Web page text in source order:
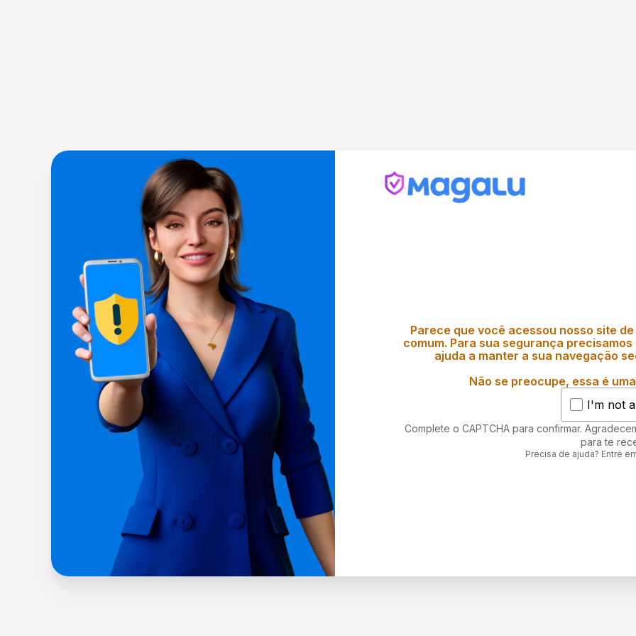
Parece que você acessou nosso site
comum. Para sua segurança
ajuda a manter a sua navegação
Não se preocupe, essa é
I'm not
Complete o CAPTCHA para confirmar.
para te
Precisa de ajuda? Entre